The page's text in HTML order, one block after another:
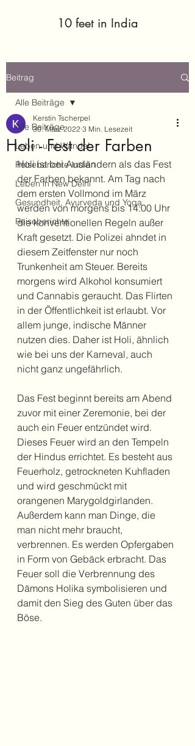
10 feet in India
Beitrag
Alle Beiträge
Leben und Wandel
Reiseberichte Indien
Leben in New Delhi
Gesundheit, Ayurveda und Yoga
Reiseberichte
Alle Beiträge
Holi - Fest der Farben
Kerstin Tscherpel
30. März 2022 3 Min. Lesezeit
Holi ist bei Ausländern als das Fest
der Farben bekannt. Am Tag nach
dem ersten Vollmond im März
werden von morgens bis 14:00 Uhr
die konventionellen Regeln außer
Kraft gesetzt. Die Polizei ahndet in
diesem Zeitfenster nur noch
Trunkenheit am Steuer. Bereits
morgens wird Alkohol konsumiert
und Cannabis geraucht. Das Flirten
in der Öffentlichkeit ist erlaubt. Vor
allem junge, indische Männer
nutzen dies. Daher ist Holi, ähnlich
wie bei uns der Karneval, auch
nicht ganz ungefährlich.
Das Fest beginnt bereits am Abend
zuvor mit einer Zeremonie, bei der
auch ein Feuer entzündet wird.
Dieses Feuer wird an den Tempeln
der Hindus errichtet. Es besteht aus
Feuerholz, getrockneten Kuhfladen
und wird geschmückt mit
orangenen Marygoldgirlanden.
Außerdem kann man Dinge, die
man nicht mehr braucht,
verbrennen. Es werden Opfergaben
in Form von Gebäck erbracht. Das
Feuer soll die Verbrennung des
Dämons Holika symbolisieren und
damit den Sieg des Guten über das
Böse.